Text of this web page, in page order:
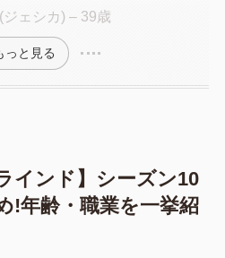
ジェシカ) – 39歳
っと見る
インド】シーズン10
!年齢・職業を一挙紹